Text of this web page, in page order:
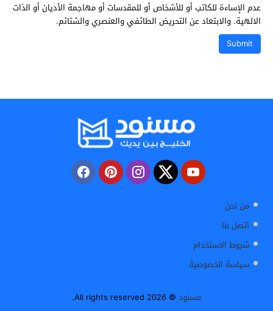
عدم الإساءة للكاتب أو للأشخاص أو للمقدسات أو مهاجمة الأديان أو الذات
الالهية. والابتعاد عن التحريض الطائفي والعنصري والشتائم.
من نحن
اتصل بنا
شروط الاستخدام
سياسة الخصوصية
مسنود © 2026 All rights reserved.